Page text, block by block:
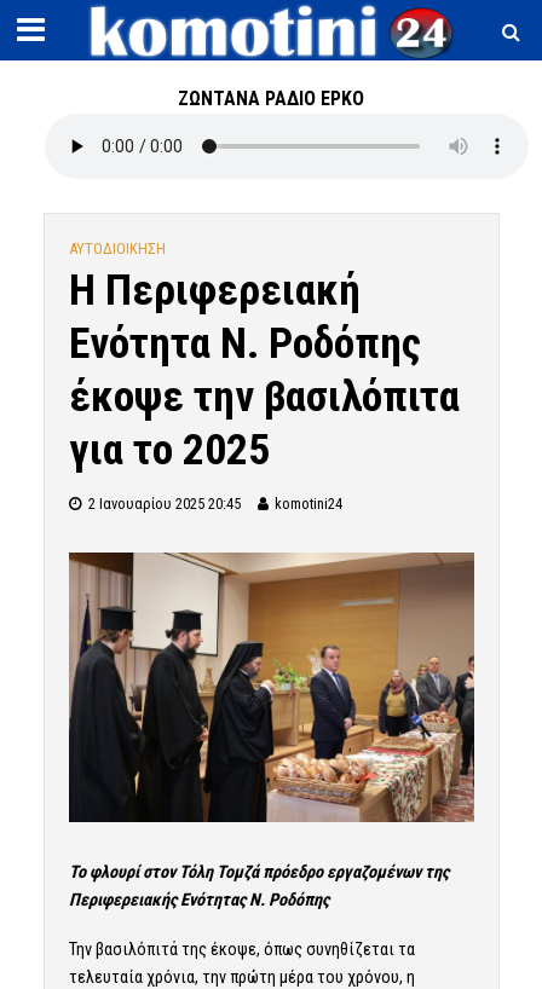
ΖΩΝΤΑΝΑ ΡΑΔΙΟ ΕΡΚΟ
ΑΥΤΟΔΙΟΙΚΗΣΗ
H Περιφερειακή
Ενότητα Ν. Ροδόπης
έκοψε την βασιλόπιτα
για το 2025
2 Ιανουαρίου 2025 20:45 komotini24
Το φλουρί στον Τόλη Τομζά πρόεδρο εργαζομένων της
Περιφερειακής Ενότητας Ν. Ροδόπης
Την βασιλόπιτά της έκοψε, όπως συνηθίζεται τα
τελευταία χρόνια, την πρώτη μέρα του χρόνου, η